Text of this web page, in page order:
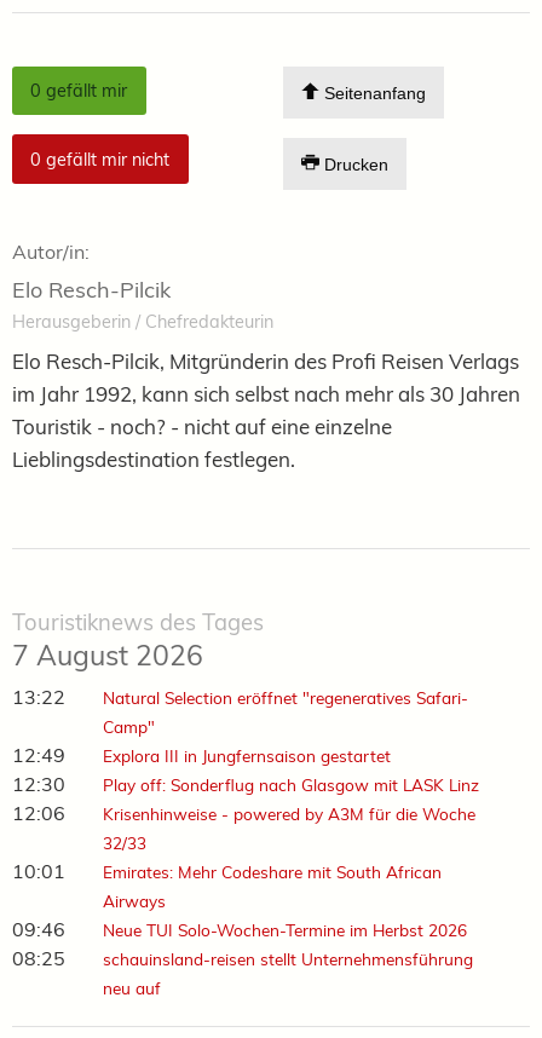
0 gefällt mir
0 gefällt mir nicht
Seitenanfang
Drucken
Autor/in:
Elo Resch-Pilcik
Herausgeberin / Chefredakteurin
Elo Resch-Pilcik, Mitgründerin des Profi Reisen Verlags
im Jahr 1992, kann sich selbst nach mehr als 30 Jahren
Touristik - noch? - nicht auf eine einzelne
Lieblingsdestination festlegen.
Touristiknews des Tages
7 August 2026
13:22
Natural Selection eröffnet "regeneratives Safari-
Camp"
12:49 Explora III in Jungfernsaison gestartet
12:30 Play off: Sonderflug nach Glasgow mit LASK Linz
12:06
Krisenhinweise - powered by A3M für die Woche
32/33
10:01
Emirates: Mehr Codeshare mit South African
Airways
09:46 Neue TUI Solo-Wochen-Termine im Herbst 2026
08:25
schauinsland-reisen stellt Unternehmensführung
neu auf